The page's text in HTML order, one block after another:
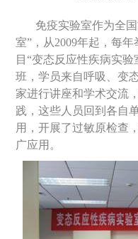
免疫实验室作为全
室” ，从2009年起，每年
目“变态反应性疾病实
班，学员来自呼吸、变
家进行讲座和学术交流
践，这些人员回到各自
用，开展了过敏原检查
广应用。